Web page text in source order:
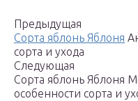
Предыдущая
Сорта яблонь Яблоня
сорта и ухода
Следующая
Сорта яблонь Яблоня
особенности сорта и